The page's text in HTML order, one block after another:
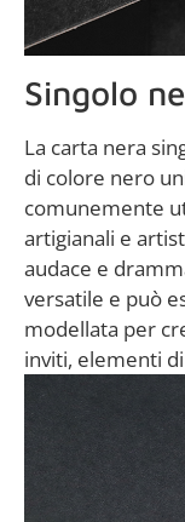
Singolo
La carta nera
di colore nero
comunemente
artigianali e
audace e
versatile e può
modellata per
inviti, elementi